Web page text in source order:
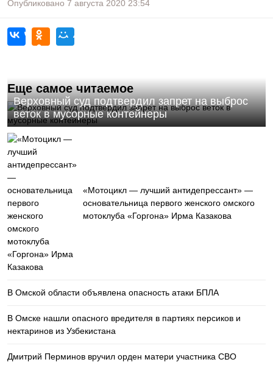
Опубликовано 7 августа 2020 23:54
Еще самое читаемое
Верховный суд подтвердил запрет на выброс
веток в мусорные контейнеры
«Мотоцикл — лучший антидепрессант» —
основательница первого женского омского
мотоклуба «Горгона» Ирма Казакова
В Омской области объявлена опасность атаки БПЛА
В Омске нашли опасного вредителя в партиях персиков и
нектаринов из Узбекистана
Дмитрий Перминов вручил орден матери участника СВО